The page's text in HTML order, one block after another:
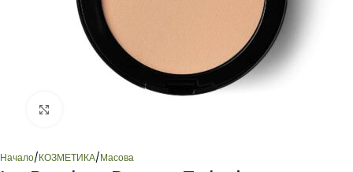
Начало/КОЗМЕТИКА/Масова